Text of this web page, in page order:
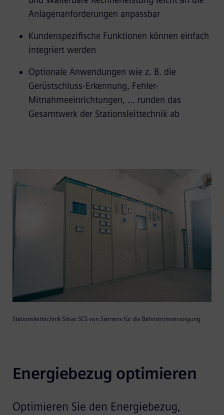
Anlagenanforderungen anpassbar
Kundenspezifische Funktionen können einfach
integriert werden
Optionale Anwendungen wie z. B. die
Gerüstschluss-Erkennung, Fehler-
Mitnahmeeinrichtungen, ... runden das
Gesamtwerk der Stationsleittechnik ab
Stationsleittechnik Sitras SCS von Siemens für die Bahnstromversorgung
Energiebezug optimieren
Optimieren Sie den Energiebezug,